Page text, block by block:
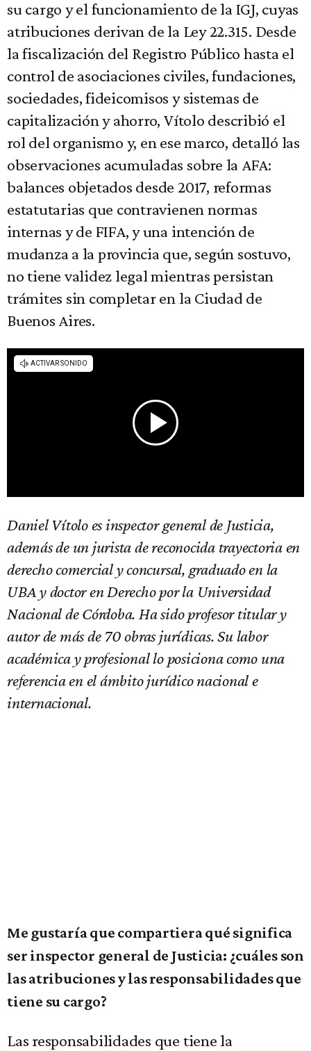
su cargo y el funcionamiento de la IGJ, cuyas
atribuciones derivan de la Ley 22.315. Desde
la fiscalización del Registro Público hasta el
control de asociaciones civiles, fundaciones,
sociedades, fideicomisos y sistemas de
capitalización y ahorro, Vítolo describió el
rol del organismo y, en ese marco, detalló las
observaciones acumuladas sobre la AFA:
balances objetados desde 2017, reformas
estatutarias que contravienen normas
internas y de FIFA, y una intención de
mudanza a la provincia que, según sostuvo,
no tiene validez legal mientras persistan
trámites sin completar en la Ciudad de
Buenos Aires.
Daniel Vítolo es inspector general de Justicia,
además de un jurista de reconocida trayectoria en
derecho comercial y concursal, graduado en la
UBA y doctor en Derecho por la Universidad
Nacional de Córdoba. Ha sido profesor titular y
autor de más de 70 obras jurídicas. Su labor
académica y profesional lo posiciona como una
referencia en el ámbito jurídico nacional e
internacional.
Me gustaría que compartiera qué significa
ser inspector general de Justicia: ¿cuáles son
las atribuciones y las responsabilidades que
tiene su cargo?
Las responsabilidades que tiene la